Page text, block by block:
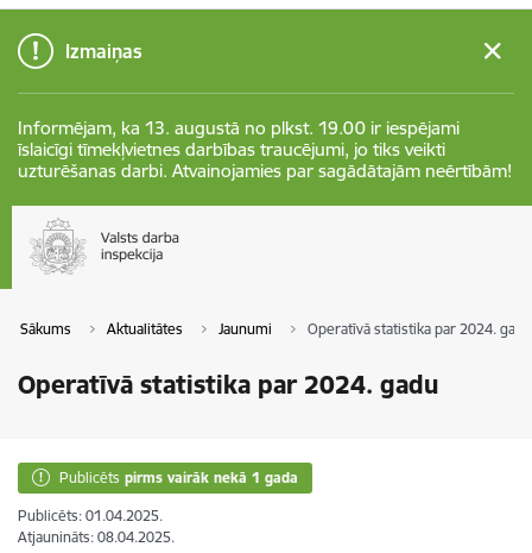
Izmaiņas
Informējam, ka 13. augustā no plkst. 19.00 ir iespējami
īslaicīgi tīmekļvietnes darbības traucējumi, jo tiks veikti
uzturēšanas darbi. Atvainojamies par sagādātajām neērtībām!
Sākums Aktualitātes Jaunumi Operatīvā statistika par 2024. gadu
Operatīvā statistika par 2024. gadu
Publicēts pirms vairāk nekā 1 gada
Publicēts: 01.04.2025.
Atjaunināts: 08.04.2025.